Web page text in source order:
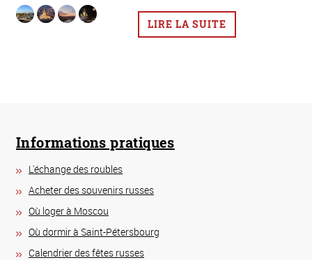
LIRE LA SUITE
Informations pratiques
L'échange des roubles
Acheter des souvenirs russes
Où loger à Moscou
Où dormir à Saint-Pétersbourg
Calendrier des fêtes russes